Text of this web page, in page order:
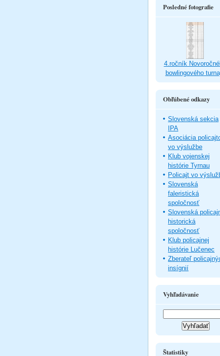
Posledné fotografie
4.ročník
bowlingového
Obľúbené odkazy
Slovenská sekcia
IPA
Asociácia
vo výslužbe
Klub vojenskej
histórie Tyrnau
Policajt vo
Slovenská
faleristická
spoločnosť
Slovenská
historická
spoločnosť
Klub policajnej
histórie Lučenec
Zberateľ
insígnií
Vyhľadávanie
Štatistiky